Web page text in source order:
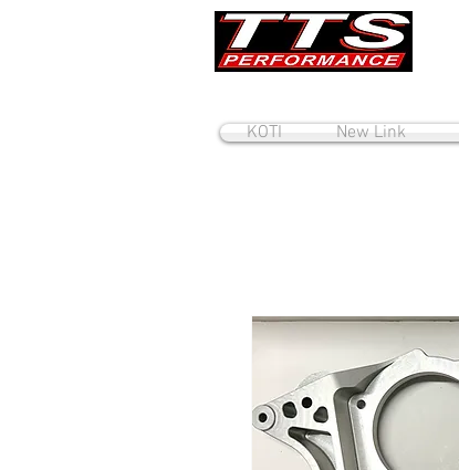
KOTI New Link